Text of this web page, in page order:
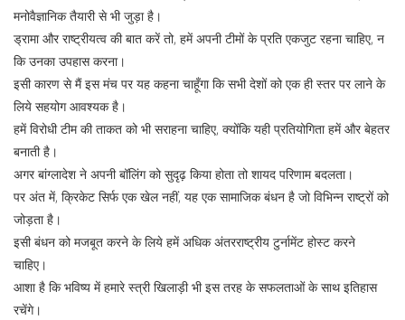
मनोवैज्ञानिक तैयारी से भी जुड़ा है।
ड्रामा और राष्ट्रीयत्व की बात करें तो, हमें अपनी टीमों के प्रति एकजुट रहना चाहिए, न
कि उनका उपहास करना।
इसी कारण से मैं इस मंच पर यह कहना चाहूँगा कि सभी देशों को एक ही स्तर पर लाने के
लिये सहयोग आवश्यक है।
हमें विरोधी टीम की ताकत को भी सराहना चाहिए, क्योंकि यही प्रतियोगिता हमें और बेहतर
बनाती है।
अगर बांग्लादेश ने अपनी बॉलिंग को सुदृढ़ किया होता तो शायद परिणाम बदलता।
पर अंत में, क्रिकेट सिर्फ एक खेल नहीं, यह एक सामाजिक बंधन है जो विभिन्न राष्ट्रों को
जोड़ता है।
इसी बंधन को मजबूत करने के लिये हमें अधिक अंतरराष्ट्रीय टुर्नामेंट होस्ट करने
चाहिए।
आशा है कि भविष्य में हमारे स्त्री खिलाड़ी भी इस तरह के सफलताओं के साथ इतिहास
रचेंगे।